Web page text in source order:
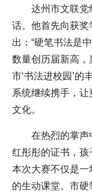
达州市文联党
话。他首先向获
出：“硬笔书法是
数量创历届新高，
市‘书法进校园’的
系统继续携手，
文化。
在热烈的掌声
红彤彤的证书，孩
本次大赛不仅是
的生动课堂。市